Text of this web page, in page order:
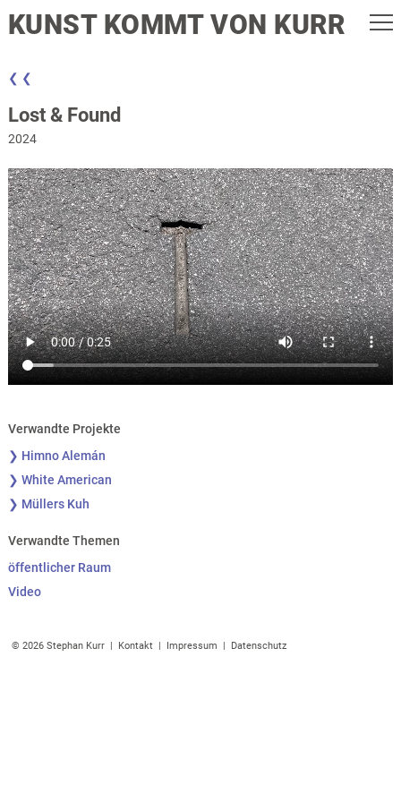
KUNST KOMMT VON KURR
❮ ❮
Lost & Found
2024
Verwandte Projekte
❯ Himno Alemán
❯ White American
❯ Müllers Kuh
Verwandte Themen
öffentlicher Raum
Video
© 2026 Stephan Kurr | Kontakt | Impressum | Datenschutz